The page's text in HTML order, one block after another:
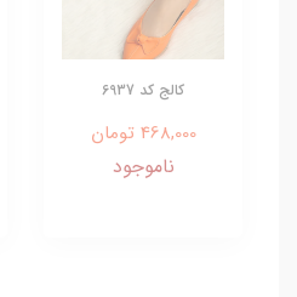
کالج کد 6937
468,000 تومان
ناموجود